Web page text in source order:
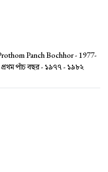
Panch Bochhor - 1977-
প্রথম পাঁচ বছর - ১৯৭৭ - ১৯৮২